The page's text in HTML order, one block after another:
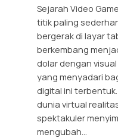
Sejarah Video
titik paling
bergerak di layar
berkembang
dolar dengan
yang menyadari
digital ini
dunia virtual
spektakuler
mengubah…